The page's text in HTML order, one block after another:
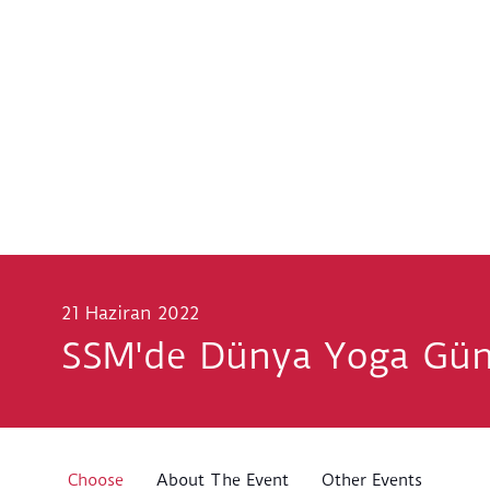
21 Haziran 2022
SSM'de Dünya Yoga
Choose About The Event Other Events